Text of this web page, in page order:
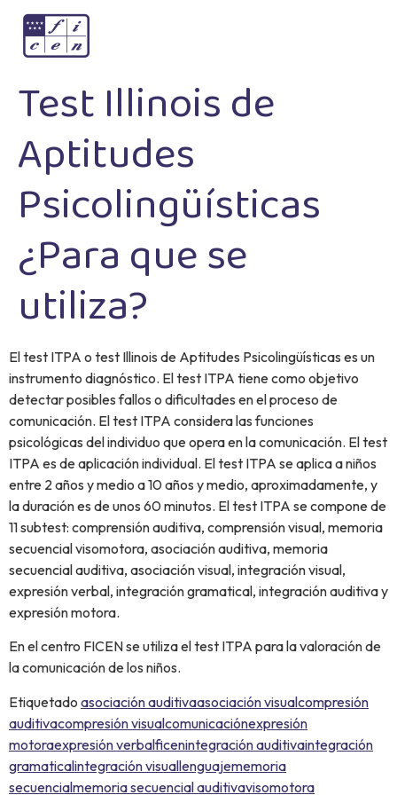
Test Illinois de
Aptitudes
Psicolingüísticas
¿Para que se
utiliza?
El test ITPA o test Illinois de Aptitudes Psicolingüísticas es un
instrumento diagnóstico. El test ITPA tiene como objetivo
detectar posibles fallos o dificultades en el proceso de
comunicación. El test ITPA considera las funciones
psicológicas del individuo que opera en la comunicación. El test
ITPA es de aplicación individual. El test ITPA se aplica a niños
entre 2 años y medio a 10 años y medio, aproximadamente, y
la duración es de unos 60 minutos. El test ITPA se compone de
11 subtest: comprensión auditiva, comprensión visual, memoria
secuencial visomotora, asociación auditiva, memoria
secuencial auditiva, asociación visual, integración visual,
expresión verbal, integración gramatical, integración auditiva y
expresión motora.
En el centro FICEN se utiliza el test ITPA para la valoración de
la comunicación de los niños.
Etiquetado asociación auditivaasociación visualcompresión
auditivacompresión visualcomunicaciónexpresión
motoraexpresión verbalficenintegración auditivaintegración
gramaticalintegración visuallenguajememoria
secuencialmemoria secuencial auditivavisomotora